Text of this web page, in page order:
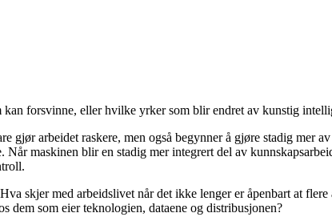
forsvinne, eller hvilke yrker som blir endret av kunstig
gjør arbeidet raskere, men også begynner å gjøre stadig mer
Når maskinen blir en stadig mer integrert del av
skjer med arbeidslivet når det ikke lenger er åpenbart at
dem som eier teknologien, dataene og distribusjonen?